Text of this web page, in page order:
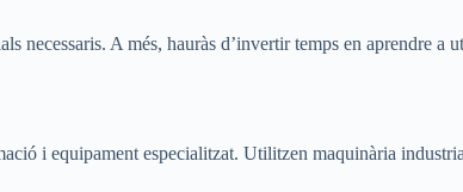
necessaris. A més, hauràs d’invertir temps en aprendre a
i equipament especialitzat. Utilitzen maquinària